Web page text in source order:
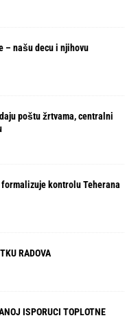
– našu decu i njihovu
poštu žrtvama, centralni
kontrolu Teherana
RADOVA
ISPORUCI TOPLOTNE